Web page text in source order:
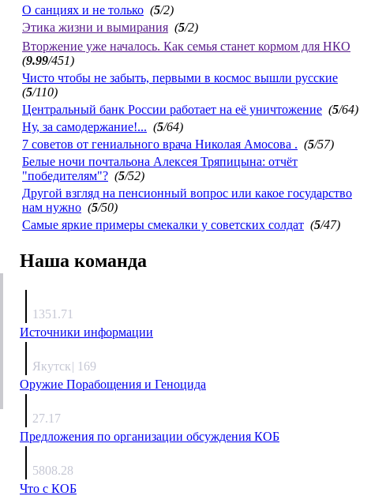
О санциях и не только (5/2)
Этика жизни и вымирания (5/2)
Вторжение уже началось. Как семья станет кормом для НКО
(9.99/451)
Чисто чтобы не забыть, первыми в космос вышли русские
(5/110)
Центральный банк России работает на её уничтожение (5/64)
Ну, за самодержание!... (5/64)
7 советов от гениального врача Николая Амосова . (5/57)
Белые ночи почтальона Алексея Тряпицына: отчёт
"победителям"? (5/52)
Другой взгляд на пенсионный вопрос или какое государство
нам нужно (5/50)
Самые яркие примеры смекалки у советских солдат (5/47)
Наша команда
1351.71
Источники информации
Якутск| 169
Оружие Порабощения и Геноцида
27.17
Предложения по организации обсуждения КОБ
5808.28
Что с КОБ